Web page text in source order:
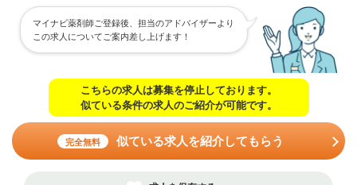
マイナビ薬剤師ご登録後、担当のアドバイザーより
この求人についてご案内差し上げます！
こちらの求人は募集を停止しております。
似ている条件の求人のご紹介が可能です。
完全無料 似ている求人を紹介してもらう